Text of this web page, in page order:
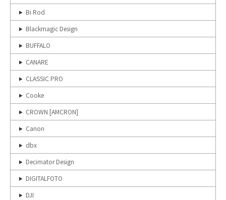
Bi Rod
Blackmagic Design
BUFFALO
CANARE
CLASSIC PRO
Cooke
CROWN [AMCRON]
Canon
dbx
Decimator Design
DIGITALFOTO
DJI